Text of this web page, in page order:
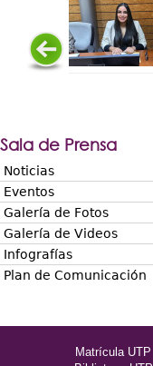
Sala de Prensa
Noticias
Eventos
Galería de Fotos
Galería de Videos
Infografías
Plan de Comunicación
Matrícula UTP